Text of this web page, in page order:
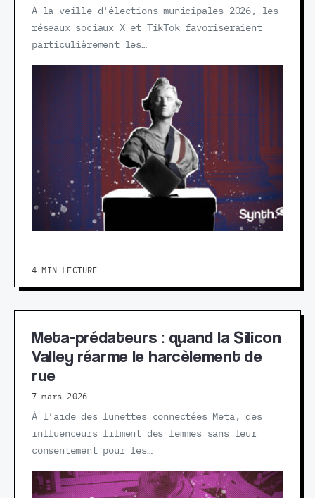
À la veille d'élections municipales 2026, les
réseaux sociaux X et TikTok favoriseraient
particulièrement les…
4 MIN LECTURE
Meta-prédateurs : quand la Silicon
Valley réarme le harcèlement de
rue
7 mars 2026
À l’aide des lunettes connectées Meta, des
influenceurs filment des femmes sans leur
consentement pour les…